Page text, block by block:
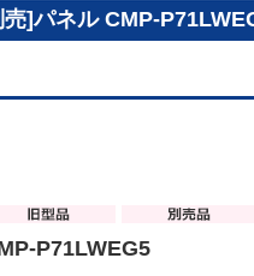
]パネル CMP-
P71LWEG5